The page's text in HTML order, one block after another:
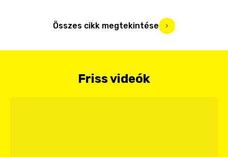
Összes cikk megtekintése
Friss videók